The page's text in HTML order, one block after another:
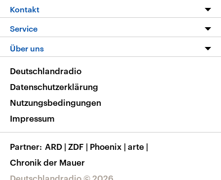
Die Nachrichten
Nachrichtenleicht
Neue Beiträge auf dlf.de
Livestream
Podcasts
Deutschlandfunk App
Nachrichten App
Frequenzen
Kontakt
Hörerservice
Service
FAQ
Veranstaltungen
Musikliste
RSS
Über uns
Barrierefreiheit
Deutschlandradio
Datenschutzerklärung
Nutzungsbedingungen
Impressum
Partner ARD | ZDF | Phoenix | arte |
Chronik der Mauer